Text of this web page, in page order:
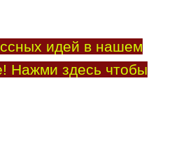
идей в нашем
Нажми здесь чтобы